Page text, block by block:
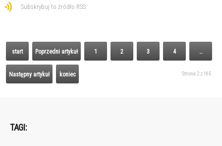
Subskrybuj to źródło RSS
start Poprzedni artykuł 1 2 3 4 …
Następny artykuł koniec Strona 2 z 165
TAGI: